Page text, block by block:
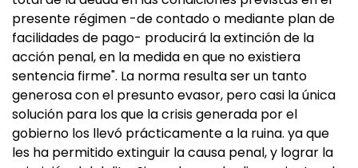
presente régimen -de contado o mediante plan de
facilidades de pago- producirá la extinción de la
acción penal, en la medida en que no existiera
sentencia firme". La norma resulta ser un tanto
generosa con el presunto evasor, pero casi la única
solución para los que la crisis generada por el
gobierno los llevó prácticamente a la ruina. ya que
les ha permitido extinguir la causa penal, y lograr la